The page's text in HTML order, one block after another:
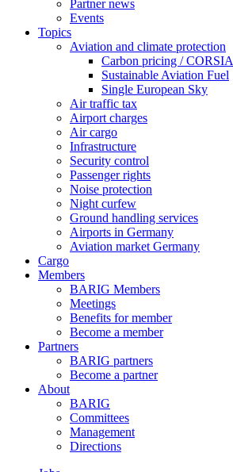
Partner news
Events
Topics
Aviation and climate protection
Carbon pricing / CORSIA
Sustainable Aviation Fuel
Single European Sky
Air traffic tax
Airport charges
Air cargo
Infrastructure
Security control
Passenger rights
Noise protection
Night curfew
Ground handling services
Airports in Germany
Aviation market Germany
Cargo
Members
BARIG Members
Meetings
Benefits for member
Become a member
Partners
BARIG partners
Become a partner
About
BARIG
Committees
Management
Directions